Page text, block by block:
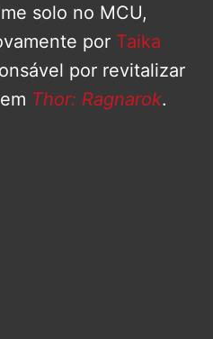
solo no MCU,
por Taika
por revitalizar
Thor: Ragnarok.